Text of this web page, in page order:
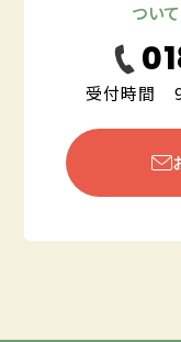
つい
受付時間